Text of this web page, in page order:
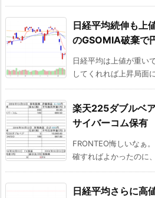
日経平均続伸も上
のGSOMIA破棄で
日経平均は上値が重い
してくれれば上昇局面
楽天225ダブルベ
サイバーコム保有
FRONTEO悔しいなぁ
確すればよかったのに
日経平均さらに高